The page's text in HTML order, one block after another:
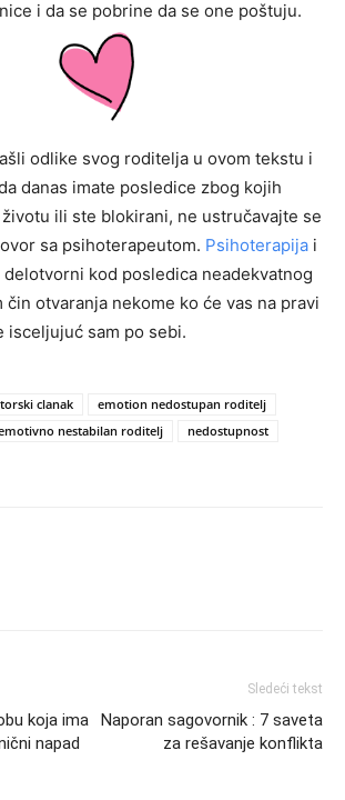
i da se pobrine da se one poštuju.
odlike svog roditelja u ovom tekstu i
danas imate posledice zbog kojih
ili ste blokirani, ne ustručavajte se
sa psihoterapeutom. Psihoterapija i
kod posledica neadekvatnog
otvaranja nekome ko će vas na pravi
isceljujuć sam po sebi.
clanak
emotion nedostupan roditelj
nestabilan roditelj
nedostupnost
koja ima
napad
Sledeći tekst
Naporan sagovornik : 7 saveta
za rešavanje konflikta